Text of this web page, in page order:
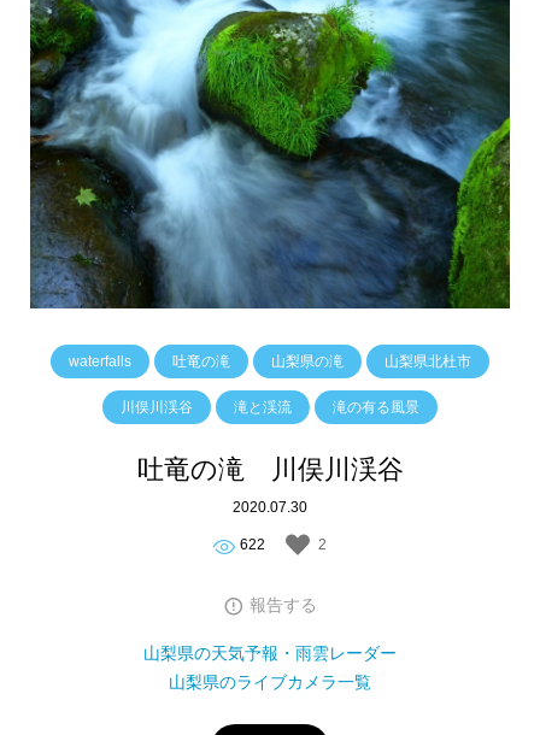
waterfalls 吐竜の滝 山梨県の滝 山梨県北杜市
川俣川渓谷 滝と渓流 滝の有る風景
吐竜の滝 川俣川渓谷
2020.07.30
622 2
報告する
山梨県の天気予報・雨雲レーダー
山梨県のライブカメラ一覧